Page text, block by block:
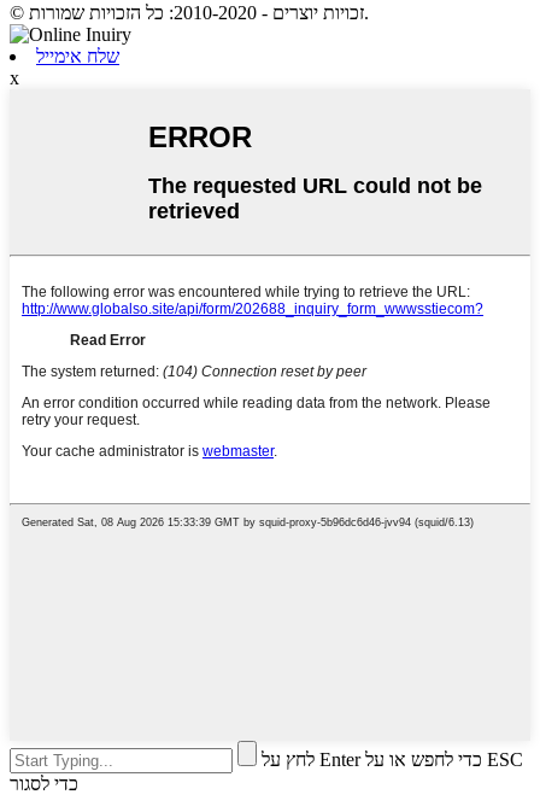
© זכויות יוצרים - 2010-2020: כל הזכויות שמורות.
שלח אימייל
x
לחץ על Enter כדי לחפש או על ESC
כדי לסגור